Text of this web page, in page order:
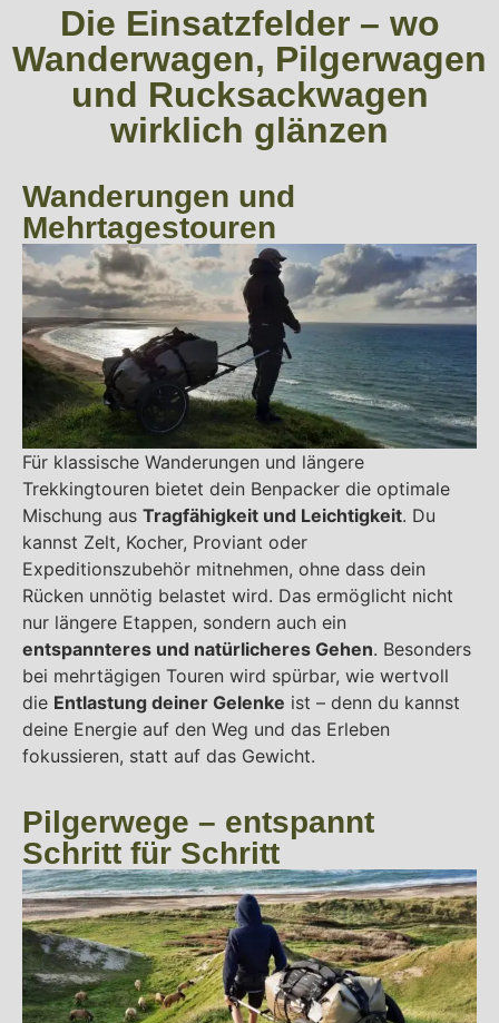
Die Einsatzfelder – wo
Wanderwagen, Pilgerwagen
und Rucksackwagen
wirklich glänzen
Wanderungen und
Mehrtagestouren
Für klassische Wanderungen und längere
Trekkingtouren bietet dein Benpacker die optimale
Mischung aus Tragfähigkeit und Leichtigkeit. Du
kannst Zelt, Kocher, Proviant oder
Expeditionszubehör mitnehmen, ohne dass dein
Rücken unnötig belastet wird. Das ermöglicht nicht
nur längere Etappen, sondern auch ein
entspannteres und natürlicheres Gehen. Besonders
bei mehrtägigen Touren wird spürbar, wie wertvoll
die Entlastung deiner Gelenke ist – denn du kannst
deine Energie auf den Weg und das Erleben
fokussieren, statt auf das Gewicht.
Pilgerwege – entspannt
Schritt für Schritt